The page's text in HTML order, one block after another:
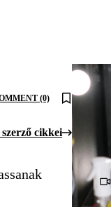
(0)
szerző cikkei